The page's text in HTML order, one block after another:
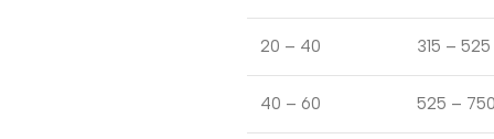
20 – 40 315 – 525
40 – 60 525 –